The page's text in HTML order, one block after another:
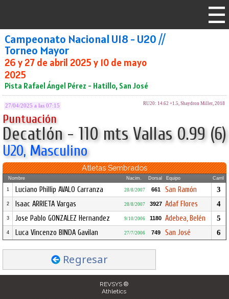
Campeonato Nacional U18 - U20 //
Torneo Mayor
26 y 27 de abril 2025 y 10 de mayo
2025
Pista Rafael Ángel Pérez - Hatillo, San José
27/04/2025 a las 07:15 RU20: 14.62 +1.5, Shaydron Miller, 2018
Puntuación
Decatlón - 110 mts Vallas 0.99 (6)
U20, Masculino
Atletas Sembrados
Nombre Nacim. Dorsal Equipo Carril
1 Luciano Phillip AVALO Carranza 28/8/2007 661 San Ramón 3
2 Isaac ARRIETA Vargas 28/8/2007 3927 Adaf Flores 4
3 Jose Pablo GONZALEZ Hernandez 9/10/2006 1180 Adebea, Belén 5
4 Luca Vincenzo BINDA Gavilan 27/7/2006 749 San José 6
Regresar
REVSYS ®
Athletics